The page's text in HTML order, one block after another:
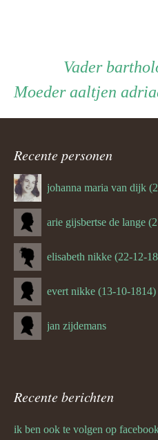
Persoon
ouder
navigatie
Vader Vader
MoederMoeder
aaltjen
Recente personen
elisabeth nikke (22-12-
evert nikke (13-10-1814)
jan zijdemans
Recente berichten